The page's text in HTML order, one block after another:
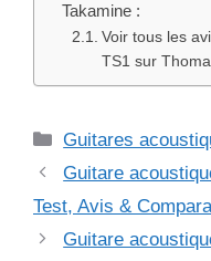
Takamine :
Voir tous les
TS1 sur
Catégories
Guitares
Guitare
Test, Avis &
Guitare